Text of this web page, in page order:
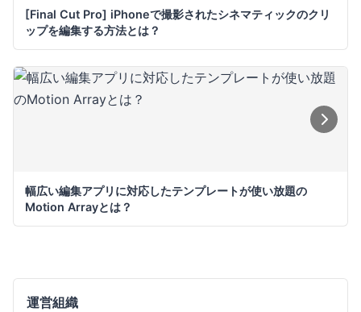
[Final Cut Pro] iPhoneで撮影されたシネマティックのクリ
ップを編集する方法とは？
幅広い編集アプリに対応したテンプレートが使い放題の
Motion Arrayとは？
運営組織